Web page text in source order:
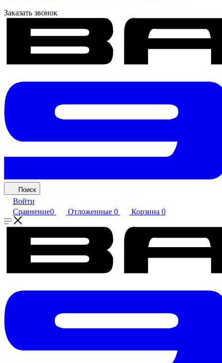
Заказать звонок
Поиск
Войти
Сравнение0 Отложенные 0 Корзина 0